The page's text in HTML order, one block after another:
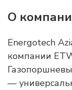
О
Energotech
компании
—